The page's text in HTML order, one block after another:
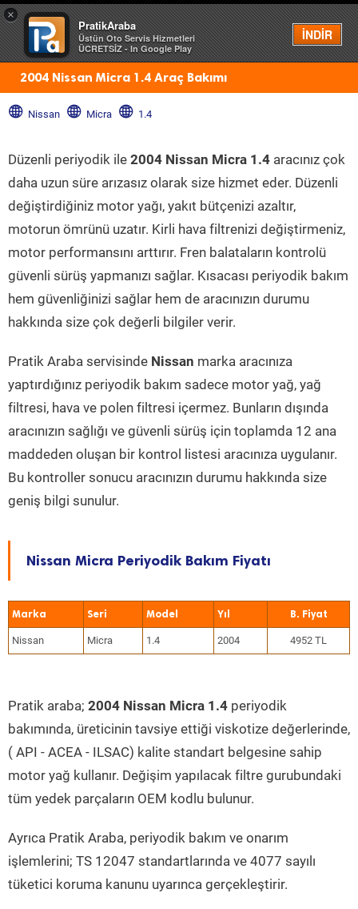
×
PratikAraba
Üstün Oto Servis Hizmetleri
ÜCRETSİZ - In Google Play
İNDİR
Menü
2004 Nissan Micra 1.4 Araç Bakımı
Nissan Micra 1.4
Düzenli periyodik ile 2004 Nissan Micra 1.4 aracınız çok
daha uzun süre arızasız olarak size hizmet eder. Düzenli
değiştirdiğiniz motor yağı, yakıt bütçenizi azaltır,
motorun ömrünü uzatır. Kirli hava filtrenizi değiştirmeniz,
motor performansını arttırır. Fren balataların kontrolü
güvenli sürüş yapmanızı sağlar. Kısacası periyodik bakım
hem güvenliğinizi sağlar hem de aracınızın durumu
hakkında size çok değerli bilgiler verir.
Pratik Araba servisinde Nissan marka aracınıza
yaptırdığınız periyodik bakım sadece motor yağ, yağ
filtresi, hava ve polen filtresi içermez. Bunların dışında
aracınızın sağlığı ve güvenli sürüş için toplamda 12 ana
maddeden oluşan bir kontrol listesi aracınıza uygulanır.
Bu kontroller sonucu aracınızın durumu hakkında size
geniş bilgi sunulur.
Nissan Micra Periyodik Bakım Fiyatı
Marka Seri Model Yıl
Nissan Micra 1.4 2004 4952 TL
Pratik araba; 2004 Nissan Micra 1.4 periyodik
bakımında, üreticinin tavsiye ettiği viskotize değerlerinde,
( API - ACEA - ILSAC) kalite standart belgesine sahip
motor yağ kullanır. Değişim yapılacak filtre gurubundaki
tüm yedek parçaların OEM kodlu bulunur.
Ayrıca Pratik Araba, periyodik bakım ve onarım
işlemlerini; TS 12047 standartlarında ve 4077 sayılı
tüketici koruma kanunu uyarınca gerçekleştirir.